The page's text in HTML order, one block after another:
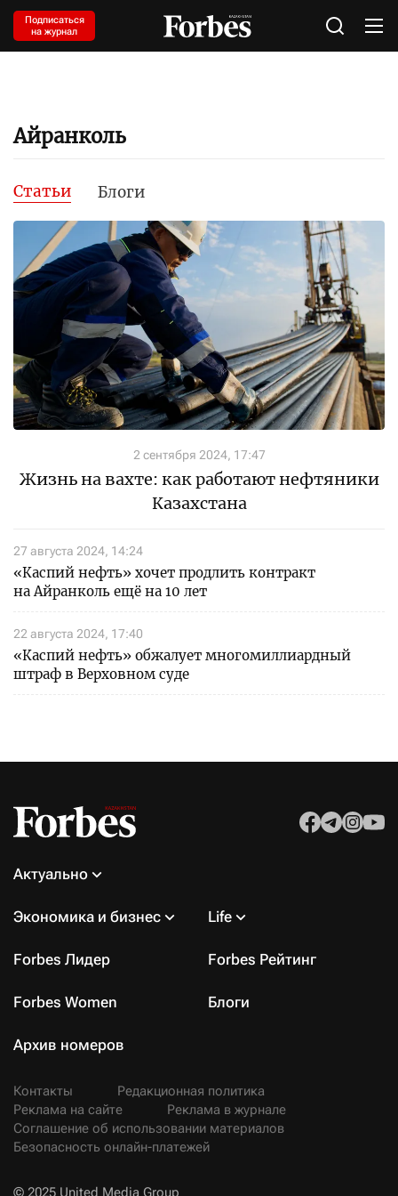
Подписаться
на журнал
Айранколь
Статьи Блоги
2 сентября 2024, 17:47
Жизнь на вахте: как работают нефтяники
Казахстана
27 августа 2024, 14:24
«Каспий нефть» хочет продлить контракт
на Айранколь ещё на 10 лет
22 августа 2024, 17:40
«Каспий нефть» обжалует многомиллиардный
штраф в Верховном суде
Актуально
Экономика и бизнес Life
Forbes Лидер Forbes Рейтинг
Forbes Women Блоги
Архив номеров
Контакты
Редакционная политика
Реклама на сайте
Реклама в журнале
Соглашение об использовании материалов
Безопасность онлайн-платежей
© 2025 United Media Group